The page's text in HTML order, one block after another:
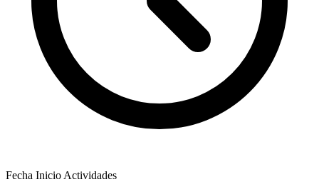
Fecha Inicio Actividades